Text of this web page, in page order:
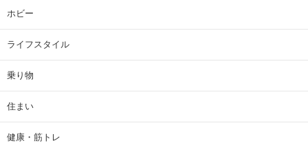
ホビー
ライフスタイル
乗り物
住まい
健康・筋トレ